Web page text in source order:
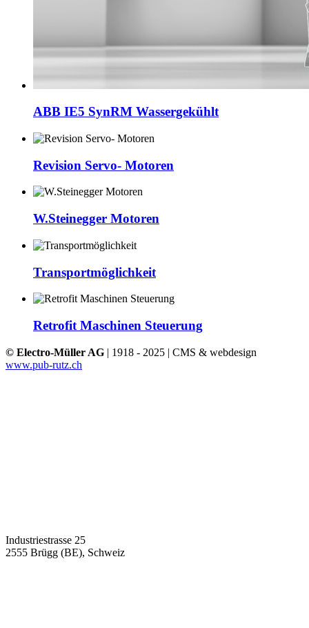
ABB IE5 SynRM Wassergekühlt
Revision Servo- Motoren
W.Steinegger Motoren
Transportmöglichkeit
Retrofit Maschinen Steuerung
© Electro-Müller AG | 1918 - 2025 | CMS & webdesign
www.pub-rutz.ch
Industriestrasse 25
2555 Brügg (BE), Schweiz